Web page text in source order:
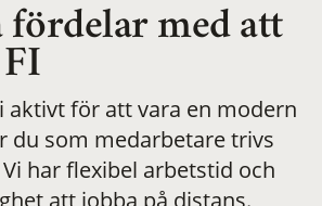
på en
och
fördelar med att
FI
aktivt för att vara en modern
du som medarbetare trivs
har flexibel arbetstid och
att jobba på distans.